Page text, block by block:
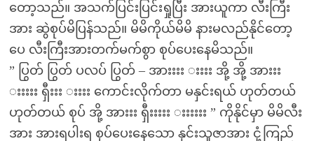
တော့သည်။ အသက်ပြင်းပြင်းရှုပြီး အားယူကာ လီးကြီး
အား ဆွဲစုပ်မိပြန်သည်။ မိမိကိုယ်မိမိ နားမလည်နိုင်တော့
ပေ လီးကြီးအားတက်မက်စွာ စုပ်ပေးနေမိသည်။
” ပြွတ် ပြွတ် ပလပ် ပြွတ် – အားးးး းးးး အို့ အို့ အားးး
းးးးး ရှီးးး းးးး ကောင်းလိုက်တာ မနှင်းရယ် ဟုတ်တယ်
ဟုတ်တယ် စုပ် အို့ အားးး ရှီးးးးး းးးးးး ” ကိုနိုင်မှာ မိမိလီး
အား အားရပါးရ စုပ်ပေးနေသော နှင်းသူဇာအား ငုံ့ကြည်